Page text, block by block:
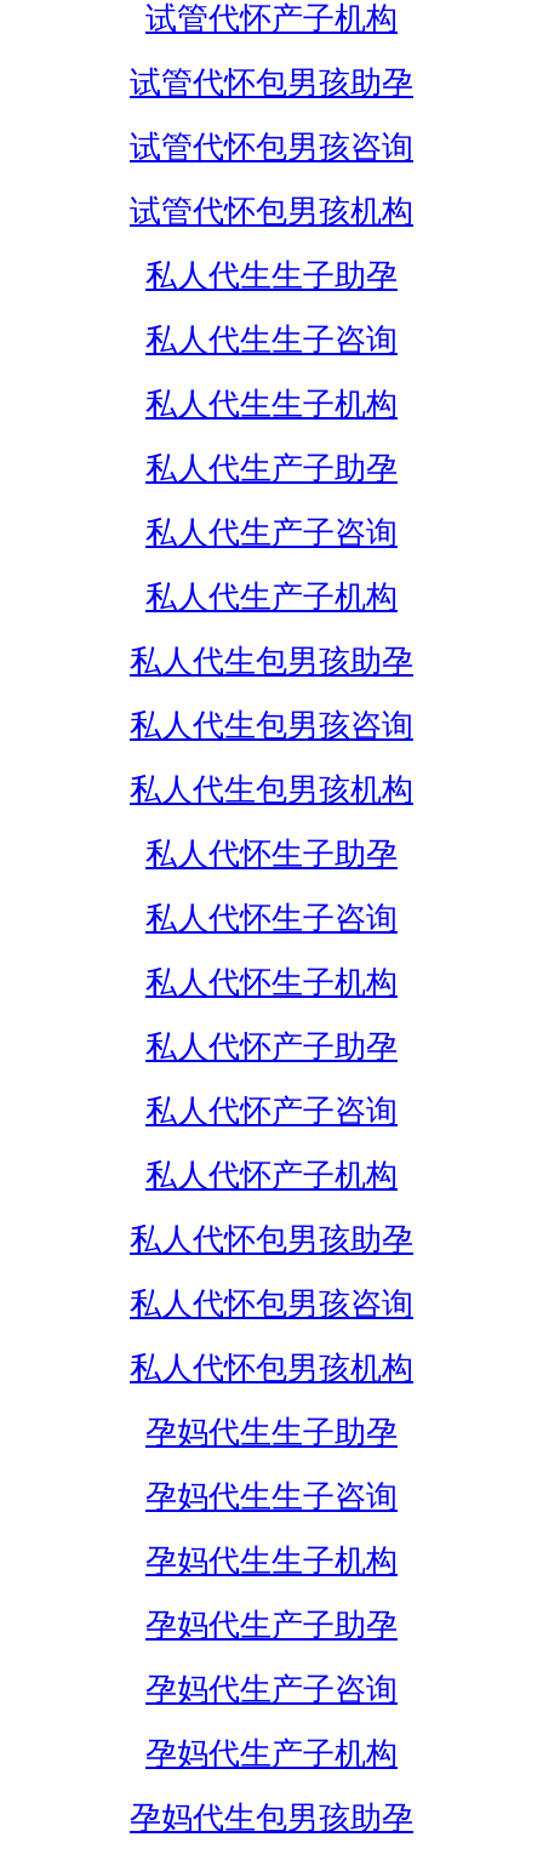
试管代怀产子机构
试管代怀包男孩助孕
试管代怀包男孩咨询
试管代怀包男孩机构
私人代生生子助孕
私人代生生子咨询
私人代生生子机构
私人代生产子助孕
私人代生产子咨询
私人代生产子机构
私人代生包男孩助孕
私人代生包男孩咨询
私人代生包男孩机构
私人代怀生子助孕
私人代怀生子咨询
私人代怀生子机构
私人代怀产子助孕
私人代怀产子咨询
私人代怀产子机构
私人代怀包男孩助孕
私人代怀包男孩咨询
私人代怀包男孩机构
孕妈代生生子助孕
孕妈代生生子咨询
孕妈代生生子机构
孕妈代生产子助孕
孕妈代生产子咨询
孕妈代生产子机构
孕妈代生包男孩助孕